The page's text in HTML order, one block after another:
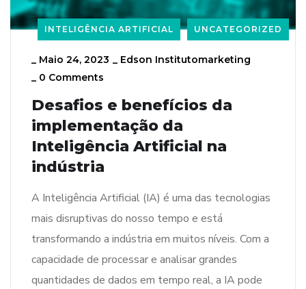
INTELIGÊNCIA ARTIFICIAL UNCATEGORIZED
_ Maio 24, 2023 _ Edson Institutomarketing
_ 0 Comments
Desafios e benefícios da
implementação da
Inteligência Artificial na
indústria
A Inteligência Artificial (IA) é uma das tecnologias
mais disruptivas do nosso tempo e está
transformando a indústria em muitos níveis. Com a
capacidade de processar e analisar grandes
quantidades de dados em tempo real, a IA pode